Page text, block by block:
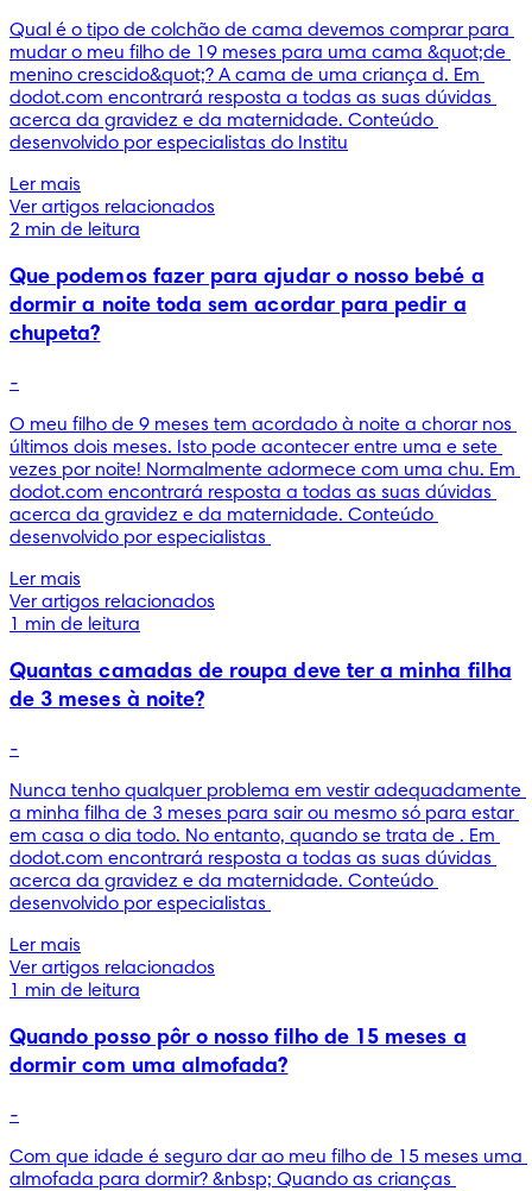
Qual é o tipo de colchão de cama devemos comprar para
mudar o meu filho de 19 meses para uma cama &quot;de
menino crescido&quot;? A cama de uma criança d. Em
dodot.com encontrará resposta a todas as suas dúvidas
acerca da gravidez e da maternidade. Conteúdo
desenvolvido por especialistas do Institu
Ler mais
Ver artigos relacionados
2 min de leitura
Que podemos fazer para ajudar o nosso bebé a
dormir a noite toda sem acordar para pedir a
chupeta?
-
O meu filho de 9 meses tem acordado à noite a chorar nos
últimos dois meses. Isto pode acontecer entre uma e sete
vezes por noite! Normalmente adormece com uma chu. Em
dodot.com encontrará resposta a todas as suas dúvidas
acerca da gravidez e da maternidade. Conteúdo
desenvolvido por especialistas
Ler mais
Ver artigos relacionados
1 min de leitura
Quantas camadas de roupa deve ter a minha filha
de 3 meses à noite?
-
Nunca tenho qualquer problema em vestir adequadamente
a minha filha de 3 meses para sair ou mesmo só para estar
em casa o dia todo. No entanto, quando se trata de . Em
dodot.com encontrará resposta a todas as suas dúvidas
acerca da gravidez e da maternidade. Conteúdo
desenvolvido por especialistas
Ler mais
Ver artigos relacionados
1 min de leitura
Quando posso pôr o nosso filho de 15 meses a
dormir com uma almofada?
-
Com que idade é seguro dar ao meu filho de 15 meses uma
almofada para dormir? &nbsp; Quando as crianças